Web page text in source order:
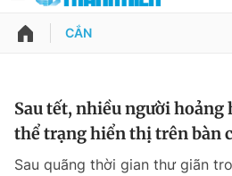
QUẢNG CÁO
Thông tin tài khoản
Đổi mật khẩu
CẮN
Sau tết, nhiều người hoảng
thể trạng hiển thị trên bàn
Sau quãng thời gian thư giãn